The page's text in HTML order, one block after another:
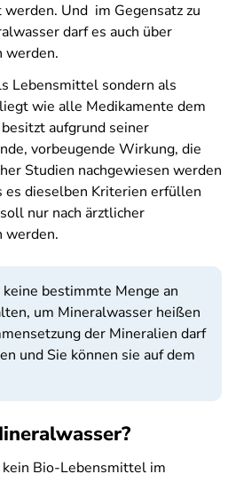
Und im Gegensatz zu
darf es auch über
werden.
Lebensmittel sondern als
wie alle Medikamente dem
aufgrund seiner
vorbeugende Wirkung, die
Studien nachgewiesen werden
es dieselben Kriterien erfüllen
nur nach ärztlicher
werden.
bestimmte Menge an
um Mineralwasser heißen
der Mineralien darf
und Sie können sie auf dem
Bio-Lebensmittel im